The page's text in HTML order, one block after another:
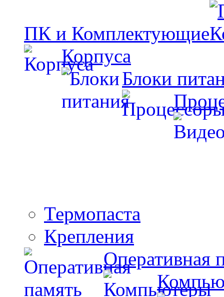
ПК и Комплектующие
Корпуса
Блоки
Термопаста
Крепления
Оперативная